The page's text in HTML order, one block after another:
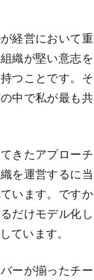
経営において重
織が堅い意志を
つことです。そ
中で私が最も共
きたアプローチ
を運営するに当
います。ですか
だけモデル化し
ています。
ーが揃ったチー